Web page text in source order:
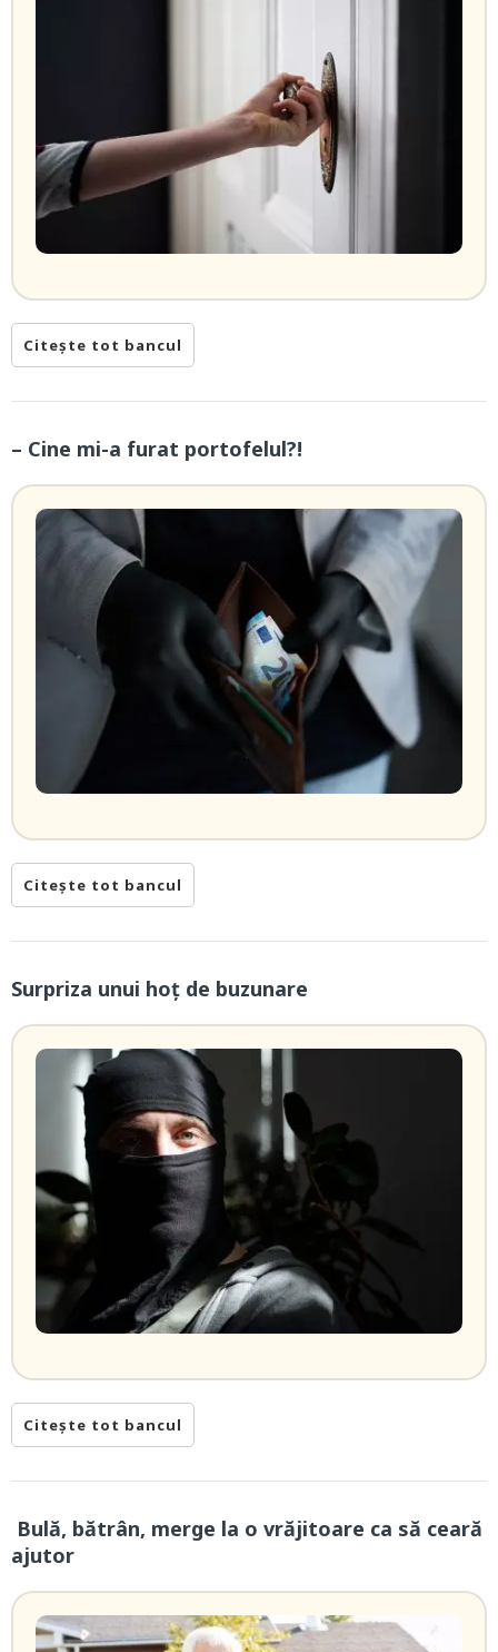
Citește tot bancul
– Cine mi-a furat portofelul?!
Citește tot bancul
Surpriza unui hoţ de buzunare
Citește tot bancul
Bulă, bătrân, merge la o vrăjitoare ca să ceară
ajutor